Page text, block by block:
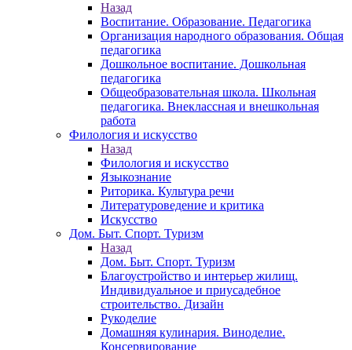
Назад
Воспитание. Образование. Педагогика
Организация народного образования. Общая
педагогика
Дошкольное воспитание. Дошкольная
педагогика
Общеобразовательная школа. Школьная
педагогика. Внеклассная и внешкольная
работа
Филология и искусство
Назад
Филология и искусство
Языкознание
Риторика. Культура речи
Литературоведение и критика
Искусство
Дом. Быт. Спорт. Туризм
Назад
Дом. Быт. Спорт. Туризм
Благоустройство и интерьер жилищ.
Индивидуальное и приусадебное
строительство. Дизайн
Рукоделие
Домашняя кулинария. Виноделие.
Консервирование